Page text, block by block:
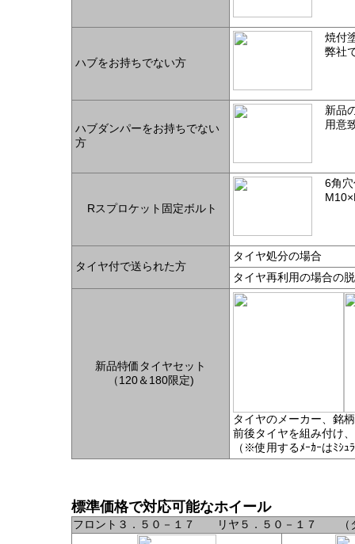
ハブをお持ちでない方
焼付
弊社
ハブダンパーをお持ちでない
方
新品
用意
Rスプロケット固定ボルト
6角
タイヤ付で送られた方
タイヤ処分の場合
タイヤ再利用の場合の
新品特価タイヤセット
（120＆180限定)
タイヤのメーカー、銘
前後タイヤを組み付け
（※使用するﾒｰｶｰはﾐｼｭ
標準価格で対応可能なホイール
フロント３．５０－１７ リヤ５．５０－１７ （